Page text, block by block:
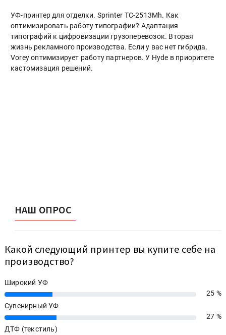
УФ-принтер для отделки. Sprinter ТС-2513Mh. Как
оптимизировать работу типографии? Адаптация
типографий к цифровизации грузоперевозок. Вторая
жизнь рекламного производства. Если у вас нет гибрида.
Vorey оптимизирует работу партнеров. У Hyde в приоритете
кастомизация решений.
НАШ ОПРОС
Какой следующий принтер вы купите себе на
производство?
Широкий УФ
25%
25 %
Сувенирный УФ
27%
27 %
ДТФ (текстиль)